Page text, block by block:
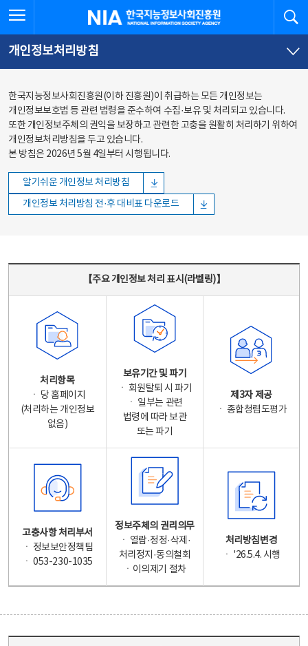
바로가기
바로가기
한국지능정보사회진흥원
개인정보처리방침
한국지능정보사회진흥원(이하 진흥원)이 취급하는 모든 개인정보는
개인정보보호법 등 관련 법령을 준수하여 수집·보유 및 처리되고 있습니다.
또한 개인정보주체의 권익을 보장하고 관련한 고충을 원활히 처리하기 위하여
개인정보처리방침을 두고 있습니다.
본 방침은 2026년 5월 4일부터 시행됩니다.
알기쉬운 개인정보 처리방침
개인정보 처리방침 전·후 대비표 다운로드
【주요 개인정보 처리 표시(라벨링)】
처리항목
ㆍ 당 홈페이지
(처리하는 개인정보
없음)
보유기간 및 파기
ㆍ 회원탈퇴 시 파기
ㆍ 일부는 관련
법령에 따라 보관
또는 파기
제3자 제공
ㆍ 종합청렴도평가
고충사항 처리부서
ㆍ 정보보안정책팀
ㆍ 053-230-1035
정보주체의 권리의무
ㆍ 열람·정정·삭제·
처리정지·동의철회
ㆍ이의제기 절차
처리방침변경
ㆍ '26.5.4. 시행